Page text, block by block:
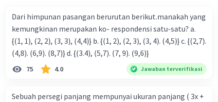
Dari himpunan pasangan berurutan berikut.manakah yang
kemungkinan merupakan ko- respondensi satu-satu? a.
{(1, 1), (2, 2), (3, 3), (4,4)} b. {(1, 2), (2, 3), (3, 4). (4,5)} c. {(2,7).
(4,8). (6,9). (8,7)} d. {(3.4), (5,7). (7, 9). (9,6)}
75 4.0 Jawaban terverifikasi
Sebuah persegi panjang mempunyai ukuran panjang ( 3x +